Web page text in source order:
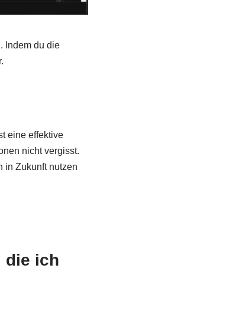
Indem du die
eine effektive
nicht vergisst.
in Zukunft nutzen
die ich